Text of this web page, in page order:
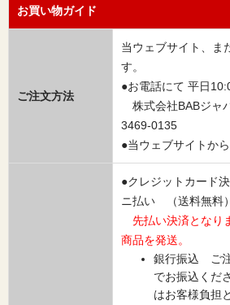
お買い物ガイド
ご注文方法
当ウェブサイト、ま
す。
●お電話にて 平日
株式会社BABジャ
3469-0135
●当ウェブサイトか
●クレジットカード
ニ払い （送料無料）
先払い決済となり
商品を発送。
銀行振込 ご
でお振込くだ
はお客様負担